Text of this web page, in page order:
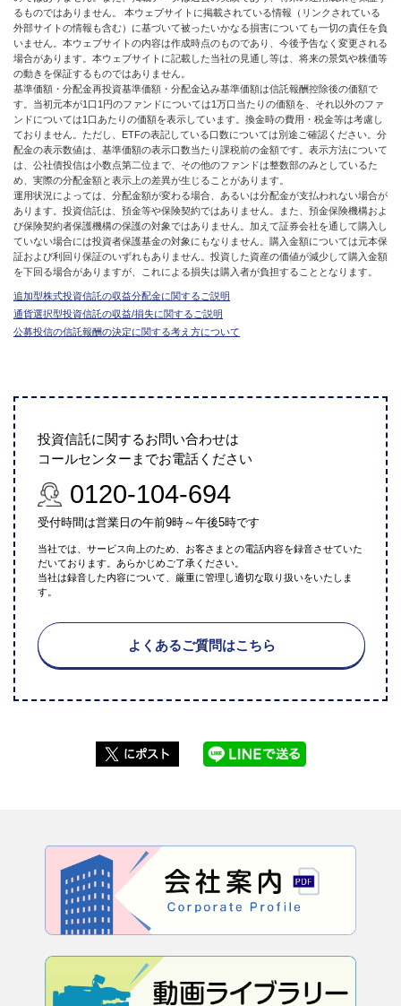
るものではありません。 本ウェブサイトに掲載されている情報（リンクされている
外部サイトの情報も含む）に基づいて被ったいかなる損害についても一切の責任を負
いません。本ウェブサイトの内容は作成時点のものであり、今後予告なく変更される
場合があります。本ウェブサイトに記載した当社の見通し等は、将来の景気や株価等
の動きを保証するものではありません。
基準価額・分配金再投資基準価額・分配金込み基準価額は信託報酬控除後の価額で
す。当初元本が1口1円のファンドについては1万口当たりの価額を、それ以外のファ
ンドについては1口あたりの価額を表示しています。換金時の費用・税金等は考慮し
ておりません。ただし、ETFの表記している口数については別途ご確認ください。分
配金の表示数値は、基準価額の表示口数当たり課税前の金額です。表示方法について
は、公社債投信は小数点第二位まで、その他のファンドは整数部のみとしているた
め、実際の分配金額と表示上の差異が生じることがあります。
運用状況によっては、分配金額が変わる場合、あるいは分配金が支払われない場合が
あります。投資信託は、預金等や保険契約ではありません。また、預金保険機構およ
び保険契約者保護機構の保護の対象ではありません。加えて証券会社を通して購入し
ていない場合には投資者保護基金の対象にもなりません。購入金額については元本保
証および利回り保証のいずれもありません。投資した資産の価値が減少して購入金額
を下回る場合がありますが、これによる損失は購入者が負担することとなります。
追加型株式投資信託の収益分配金に関するご説明
通貨選択型投資信託の収益/損失に関するご説明
公募投信の信託報酬の決定に関する考え方について
投資信託に関するお問い合わせは
コールセンターまでお電話ください
0120-104-694
受付時間は営業日の午前9時～午後5時です
当社では、サービス向上のため、お客さまとの電話内容を録音させていた
だいております。あらかじめご了承ください。
当社は録音した内容について、厳重に管理し適切な取り扱いをいたしま
す。
よくあるご質問はこちら